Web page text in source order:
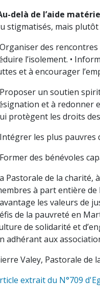
delà de l’aide
stigmatisés, mais
Organiser des
l’isolement. •
et à encourager
Proposer un soutien
et à redonner
protègent les droits
Intégrer les plus pauvres
Former des bénévoles
Pastorale de la charité,
à part entière de
les valeurs de
de la pauvreté en
de solidarité et
adhérant aux
Valey, Pastorale de
extrait du N°709